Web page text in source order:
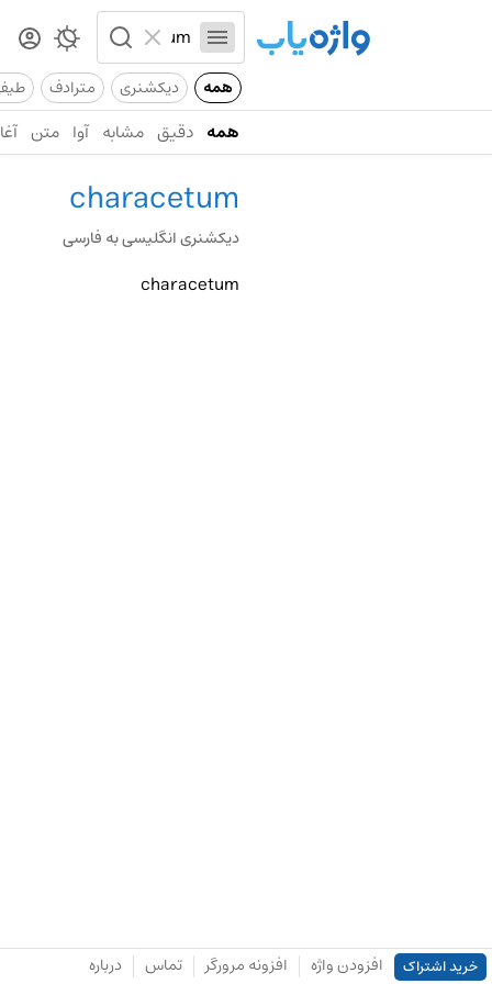
همه دیکشنری مترادف
همه دقیق مشابه آوا متن
characetum
دیکشنری انگلیسی به فارسی
characetum
خرید اشتراک افزودن واژه افزونه مرورگر تماس درباره